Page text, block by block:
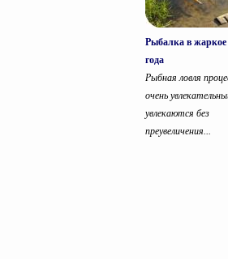
Рыбалка в
года
Рыбная ловля
очень
увлекаются без
преувеличения...